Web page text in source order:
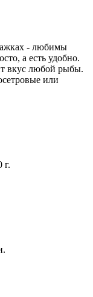
- любимы
а есть удобно.
вкус любой рыбы.
или
г.